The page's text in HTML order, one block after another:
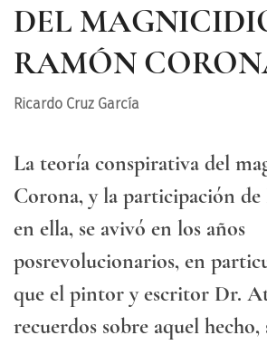
DEL
RAMÓN
Ricardo Cruz García
La teoría conspirativa del
Corona, y la participación
en ella, se avivó en los años
posrevolucionarios, en
que el pintor y escritor Dr.
recuerdos sobre aquel hecho,